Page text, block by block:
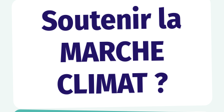
Soutenir la
MARCHE
CLIMAT ?